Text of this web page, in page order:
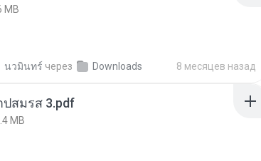
MB
นวมินทร์ через Downloads 8 месяцев назад
ปสมรส 3.pdf
MB